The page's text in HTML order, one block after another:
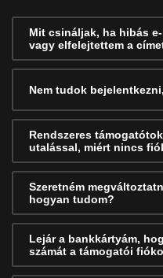
Mit csináljak, ha hibás
vagy elfelejtettem a
Nem tudok
Rendszeres
utalással, miért nincs
Szeretném
hogyan tudom?
Lejár a bankkártyám,
számát a támogatói